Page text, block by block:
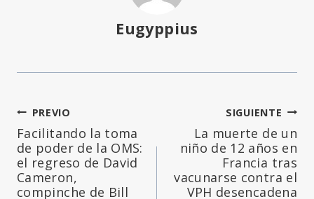
Eugyppius
Navegación
de
entradas
PREVIO
Facilitando la toma
de poder de la OMS:
el regreso de David
Cameron,
compinche de Bill
SIGUIENTE
La muerte de un
niño de 12 años en
Francia tras
vacunarse contra el
VPH desencadena